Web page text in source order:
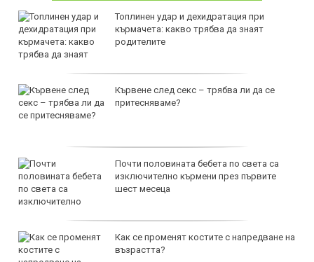
Топлинен удар и дехидратация при
кърмачета: какво трябва да знаят
родителите
Кървене след секс – трябва ли да се
притесняваме?
Почти половината бебета по света са
изключително кърмени през първите
шест месеца
Как се променят костите с напредване на
възрастта?